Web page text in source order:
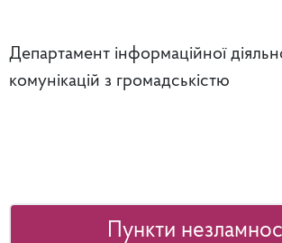
Департамент інформаційної
комунікацій з громадськістю
Пункти